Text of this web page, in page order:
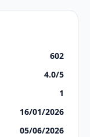
602
4.0/5
1
16/01/2026
05/06/2026